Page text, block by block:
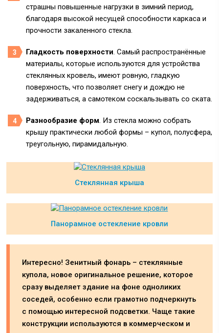
страшны повышенные нагрузки в зимний период,
благодаря высокой несущей способности каркаса и
прочности закаленного стекла.
Гладкость поверхности. Самый распространённые
материалы, которые используются для устройства
стеклянных кровель, имеют ровную, гладкую
поверхность, что позволяет снегу и дождю не
задерживаться, а самотеком соскальзывать со ската.
Разнообразие форм. Из стекла можно собрать
крышу практически любой формы – купол, полусфера,
треугольную, пирамидальную.
Стеклянная крыша
Панорамное остекление кровли
Интересно! Зенитный фонарь – стеклянные
купола, новое оригинальное решение, которое
сразу выделяет здание на фоне одноликих
соседей, особенно если грамотно подчеркнуть
с помощью интересной подсветки. Чаще такие
конструкции используются в коммерческом и